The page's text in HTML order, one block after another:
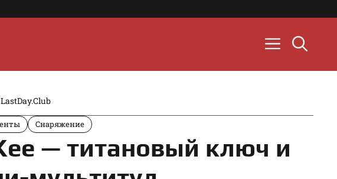
LastDay.Club
Снаряжение
— титановый ключ и